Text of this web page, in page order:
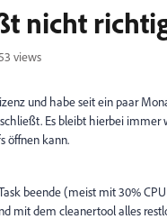
nicht
views
und habe seit ein paar
Es bleibt hierbei
öffnen kann.
beende (meist mit 30%
mit dem cleanertool alles